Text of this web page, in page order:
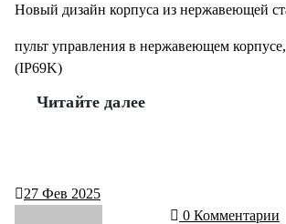
Новый дизайн корпуса из нержавеющей
пульт управления в нержавеющем
(IP69K)
Читайте далее
27 Фев 2025
0 Комментарии